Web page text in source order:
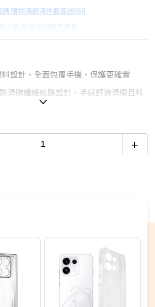
每期金額
$52
$26
配合銀行/業者
18家銀行/業者
18家銀行/業者
購物滿額滿件最高送$68
記最高領$888電子禮券
Possible聯名卡滿額最高回饋25%
設計，全面包覆手機，保護更確實
滑碳纖維紋路設計，手感舒適滑順且科
屬按鈕設計，耐用且按壓靈敏
設計，有效緩衝外來衝擊，安裝拆卸簡
設計，不只增加額外衝擊吸收力，更是
圈設計，穩固吸附不易鬆脫、滑動
計，有效避免手機置於平面所造成額外不
傷
製鏡頭外框，強化手機鏡頭保護
+